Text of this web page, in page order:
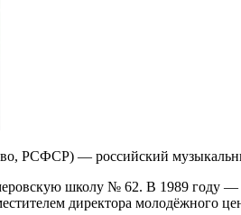
РСФСР) — российский
школу № 62. В 1989 году
директора молодёжного